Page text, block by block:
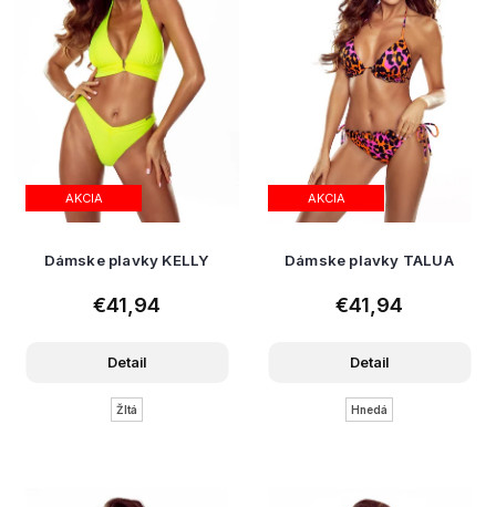
AKCIA
Dámske plavky KELLY
€41,94
Detail
Žltá
AKCIA
Dámske plavky TALUA
€41,94
Detail
Hnedá